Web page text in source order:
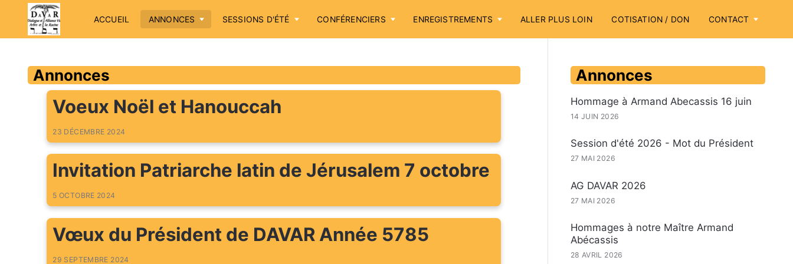
ACCUEIL ANNONCES SESSIONS D'ÉTÉ CONFÉRENCIERS ENREGISTREMENTS ALLER PLUS LOIN COTISATION / DON CONTACT
Annonces
Voeux Noël et Hanouccah
23 DÉCEMBRE 2024
Invitation Patriarche latin de Jérusalem 7 octobre
5 OCTOBRE 2024
Vœux du Président de DAVAR Année 5785
29 SEPTEMBRE 2024
Annonces
Hommage à Armand Abecassis 16 juin
14 JUIN 2026
Session d'été 2026 - Mot du Président
27 MAI 2026
AG DAVAR 2026
27 MAI 2026
Hommages à notre Maître Armand
Abécassis
28 AVRIL 2026
Accueil
Conférenciers
Enregistrements
Aller plus loin
Cotisation / Don